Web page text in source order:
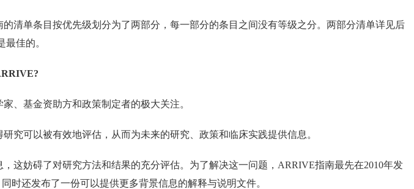
清单条目按优先级划分为了两部分，每一部分的条目之间没有等级之分。两部分清单详见后
佳的。
、基金资助方和政策制定者的极大关注。
究可以被有效地评估，从而为未来的研究、政策和临床实践提供信息。
这妨碍了对研究方法和结果的充分评估。为了解决这一问题，ARRIVE指南最先在2010年发
还发布了一份可以提供更多背景信息的解释与说明文件。